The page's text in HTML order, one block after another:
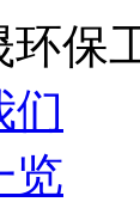
环保
们
览